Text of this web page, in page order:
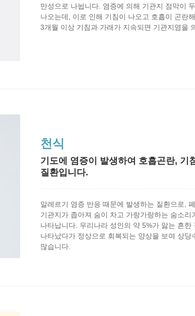
만성으로 나뉩니다. 염증에 의해 기관지 점막이
나오는데, 이로 인해 기침이 나오고 호흡이 곤란
3개월 이상 기침과 가래가 지속되면 기관지염을
천식
기도에 염증이 발생하여 호흡곤란, 기
질환입니다.
알레르기 염증 반응 때문에 발생하는 질환으로,
기관지가 좁아져 숨이 차고 가랑가랑하는 숨소
나타납니다. 우리나라 성인의 약 5%가 앓는 흔한
나타났다가 정상으로 회복되는 양상을 보여 상
많습니다.